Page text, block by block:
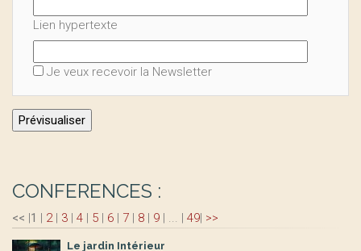
Lien hypertexte
Je veux recevoir la Newsletter
CONFERENCES :
<< |1 | 2| 3 | 4 | 5 | 6 | 7 | 8 | 9 | ... | 49| >>
Le jardin Intérieur